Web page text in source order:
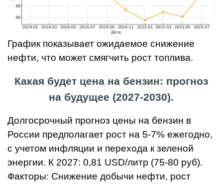
График показывает ожидаемое снижение
нефти, что может смягчить рост топлива.
Какая будет цена на бензин: прогноз
на будущее (2027-2030).
Долгосрочный прогноз цены на бензин в
России предполагает рост на 5-7% ежегодно,
с учетом инфляции и перехода к зеленой
энергии. К 2027: 0,81 USD/литр (75-80 руб).
Факторы: Снижение добычи нефти, рост